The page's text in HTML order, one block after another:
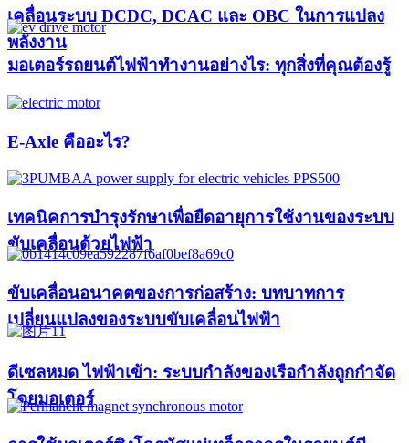
เคลื่อนระบบ DCDC, DCAC และ OBC ในการแปลง
พลังงาน
มอเตอร์รถยนต์ไฟฟ้าทำงานอย่างไร: ทุกสิ่งที่คุณต้องรู้
E-Axle คืออะไร?
เทคนิคการบำรุงรักษาเพื่อยืดอายุการใช้งานของระบบ
ขับเคลื่อนด้วยไฟฟ้า
ขับเคลื่อนอนาคตของการก่อสร้าง: บทบาทการ
เปลี่ยนแปลงของระบบขับเคลื่อนไฟฟ้า
ดีเซลหมด ไฟฟ้าเข้า: ระบบกำลังของเรือกำลังถูกกำจัด
โดยมอเตอร์